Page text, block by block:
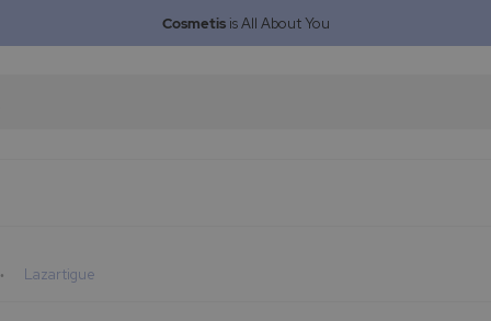
Cosmetisis All About You
Lazartigue